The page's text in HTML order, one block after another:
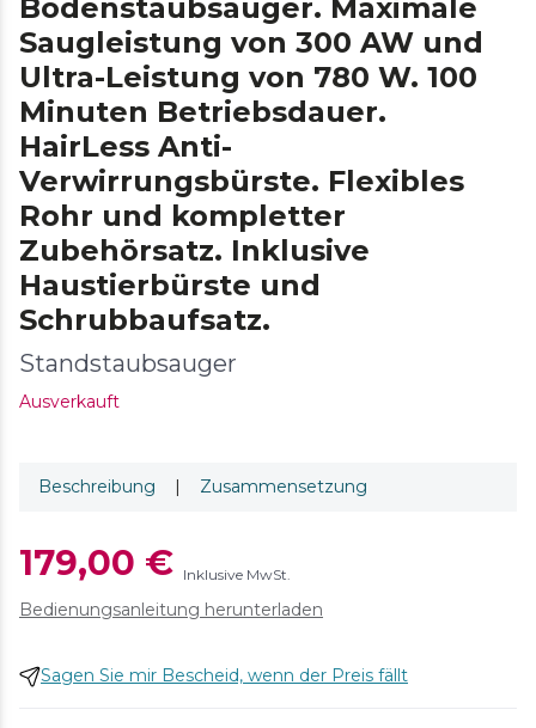
Bodenstaubsauger. Maximale
Saugleistung von 300 AW und
Ultra-Leistung von 780 W. 100
Minuten Betriebsdauer.
HairLess Anti-
Verwirrungsbürste. Flexibles
Rohr und kompletter
Zubehörsatz. Inklusive
Haustierbürste und
Schrubbaufsatz.
Standstaubsauger
Ausverkauft
Beschreibung | Zusammensetzung
179,00 € Inklusive MwSt.
Bedienungsanleitung herunterladen
Sagen Sie mir Bescheid, wenn der Preis fällt